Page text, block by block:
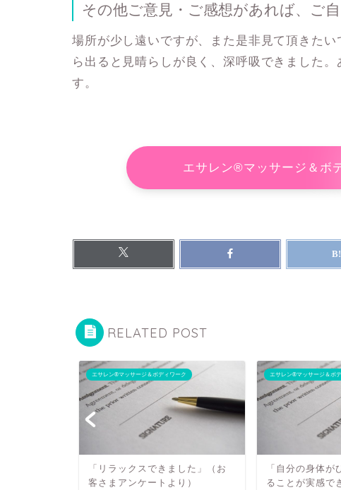
その他ご意見・ご感想があれば、ご
場所が少し遠いですが、また是非見て頂きた
ら出ると見晴らしが良く、深呼吸できました
す。
エサレン®マッサージ＆ボ
RELATED POST
エサレン®マッサージ＆ボディワーク
「リラックスできました」（お
客さまアンケートより）
エサレン®マッサージ＆ボ
「自分の身体が
ることが実感で